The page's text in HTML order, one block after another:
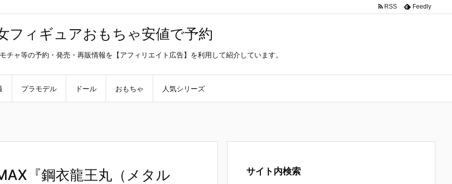
フィギュアおもちゃ安値で予約
ャ等の予約・発売・再販情報を【アフィリエイト広告】を利用して紹介しています。
プラモデル ドール おもちゃ 人気シリーズ
RSS Feedly
『鋼衣龍王丸（メタル
サイト内検索